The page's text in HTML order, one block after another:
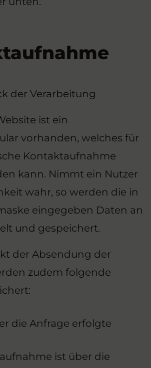
der Verarbeitung
ist ein
vorhanden, welches für
Kontaktaufnahme
kann. Nimmt ein Nutzer
wahr, so werden die in
eingegeben Daten an
und gespeichert.
der Absendung der
zudem folgende
die Anfrage erfolgte
ist über die